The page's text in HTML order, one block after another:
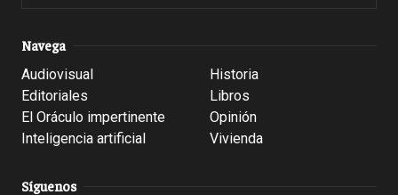
Navega
Audiovisual
Editoriales
El Oráculo impertinente
Inteligencia artificial
Historia
Libros
Opinión
Vivienda
Síguenos